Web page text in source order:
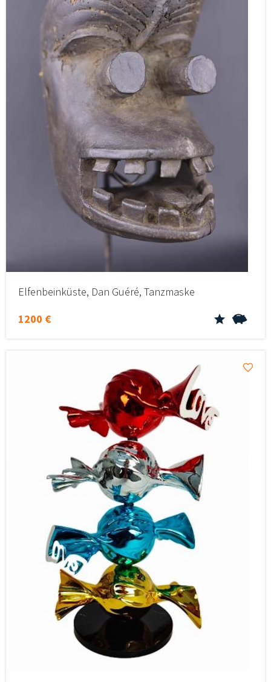
Elfenbeinküste, Dan Guéré, Tanzmaske
1200 €